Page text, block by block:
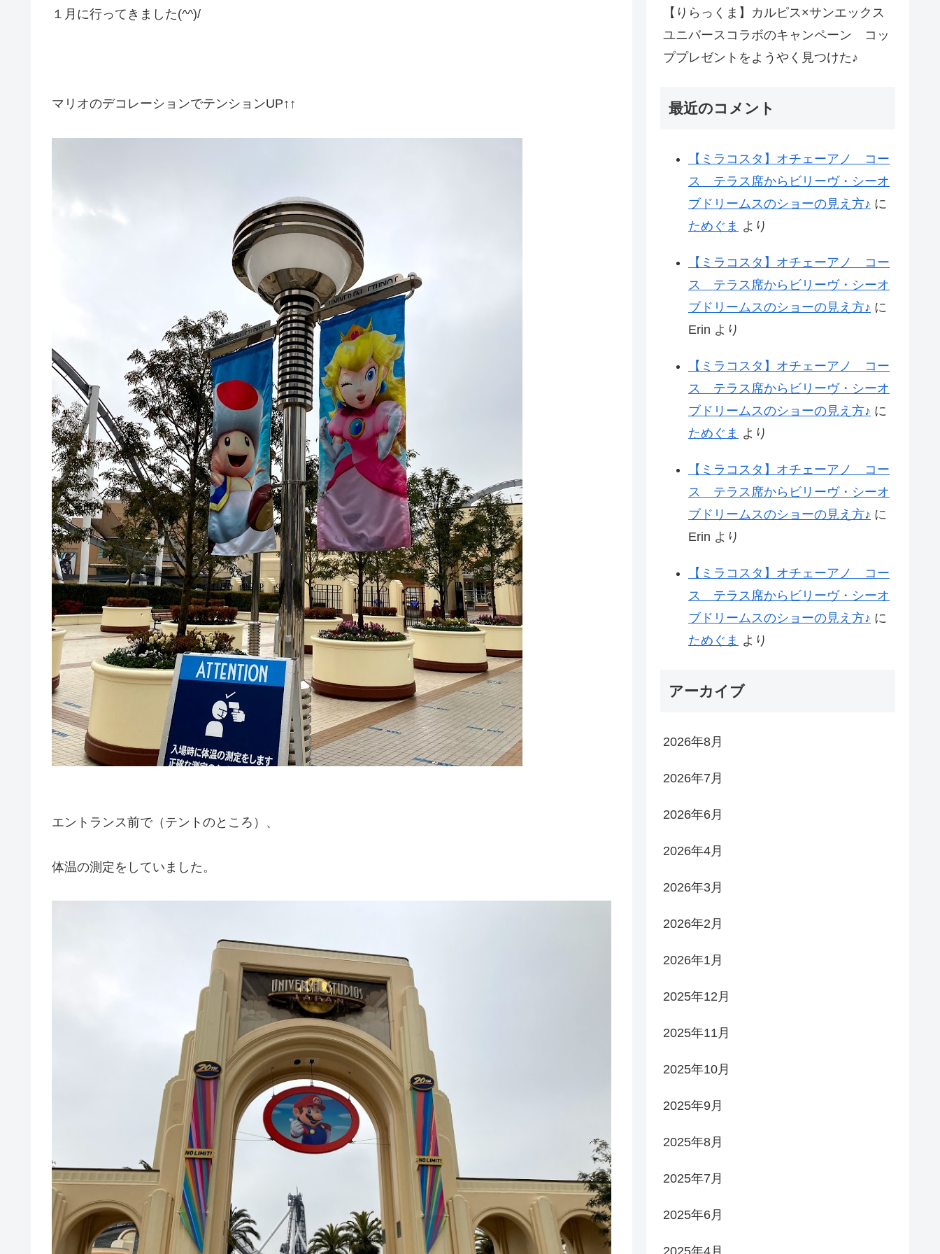
１月に行ってきました(^^)/
マリオのデコレーションでテンションUP↑↑
エントランス前で（テントのところ）、
体温の測定をしていました。
【りらっくま】カルピス×サンエックス
ユニバースコラボのキャンペーン コッ
ププレゼントをようやく見つけた♪
最近のコメント
【ミラコスタ】オチェーアノ コー
ス テラス席からビリーヴ・シーオ
ブドリームスのショーの見え方♪ に
ためぐま より
【ミラコスタ】オチェーアノ コー
ス テラス席からビリーヴ・シーオ
ブドリームスのショーの見え方♪ に
Erin より
【ミラコスタ】オチェーアノ コー
ス テラス席からビリーヴ・シーオ
ブドリームスのショーの見え方♪ に
ためぐま より
【ミラコスタ】オチェーアノ コー
ス テラス席からビリーヴ・シーオ
ブドリームスのショーの見え方♪ に
Erin より
【ミラコスタ】オチェーアノ コー
ス テラス席からビリーヴ・シーオ
ブドリームスのショーの見え方♪ に
ためぐま より
アーカイブ
2026年8月
2026年7月
2026年6月
2026年4月
2026年3月
2026年2月
2026年1月
2025年12月
2025年11月
2025年10月
2025年9月
2025年8月
2025年7月
2025年6月
2025年4月